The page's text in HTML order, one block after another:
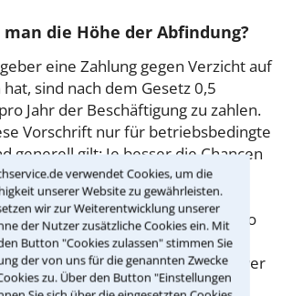
verwendet Cookies, um die
unserer Website zu gewährleisten.
wir zur Weiterentwicklung unserer
der Nutzer zusätzliche Cookies ein. Mit
Button "Cookies zulassen" stimmen Sie
der von uns für die genannten Zwecke
zu. Über den Button "Einstellungen
die Höhe der Abfindung?
eine Zahlung gegen Verzicht auf
sind nach dem Gesetz 0,5
Jahr der Beschäftigung zu zahlen.
Vorschrift nur für betriebsbedingte
generell gilt: Je besser die Chancen
sind, desto besser
auf eine höhere Zahlung.
bis zu vier Monatsgehältern pro
können oft Betriebsräte und
– denn diesen ist nur schwer
Arbeitgeber kann ein